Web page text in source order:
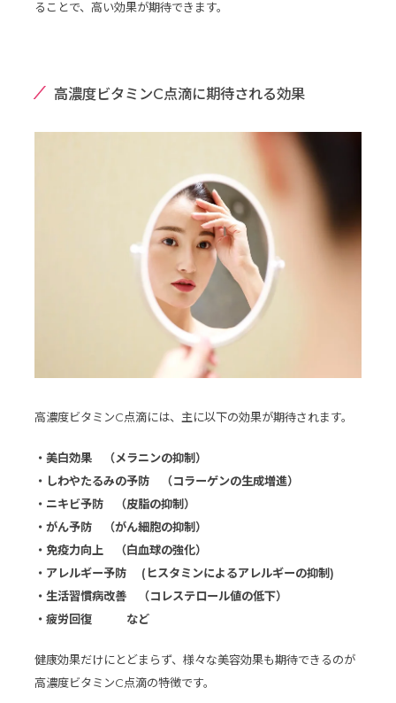
ることで、高い効果が期待できます。
高濃度ビタミンC点滴に期待される効果
高濃度ビタミンC点滴には、主に以下の効果が期待されます。
・美白効果 （メラニンの抑制）
・しわやたるみの予防 （コラーゲンの生成増進）
・ニキビ予防 （皮脂の抑制）
・がん予防 （がん細胞の抑制）
・免疫力向上 （白血球の強化）
・アレルギー予防 (ヒスタミンによるアレルギーの抑制)
・生活習慣病改善 （コレステロール値の低下）
・疲労回復 など
健康効果だけにとどまらず、様々な美容効果も期待できるのが
高濃度ビタミンC点滴の特徴です。